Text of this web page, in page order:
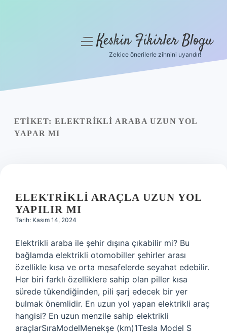
Yasal Uyarı
menüyüKeskin Fikirler Blogu
Zekice önerilerle zihnini uyandır!
ETIKET: ELEKTRIKLI ARABA UZUN YOL
YAPAR MI
ELEKTRIKLI ARAÇLA UZUN YOL
YAPILIR MI
Tarih: Kasım 14, 2024
Elektrikli araba ile şehir dışına çıkabilir mi? Bu
bağlamda elektrikli otomobiller şehirler arası
özellikle kısa ve orta mesafelerde seyahat edebilir.
Her biri farklı özelliklere sahip olan piller kısa
sürede tükendiğinden, pili şarj edecek bir yer
bulmak önemlidir. En uzun yol yapan elektrikli araç
hangisi? En uzun menzile sahip elektrikli
araçlarSıraModelMenekşe (km)1Tesla Model S